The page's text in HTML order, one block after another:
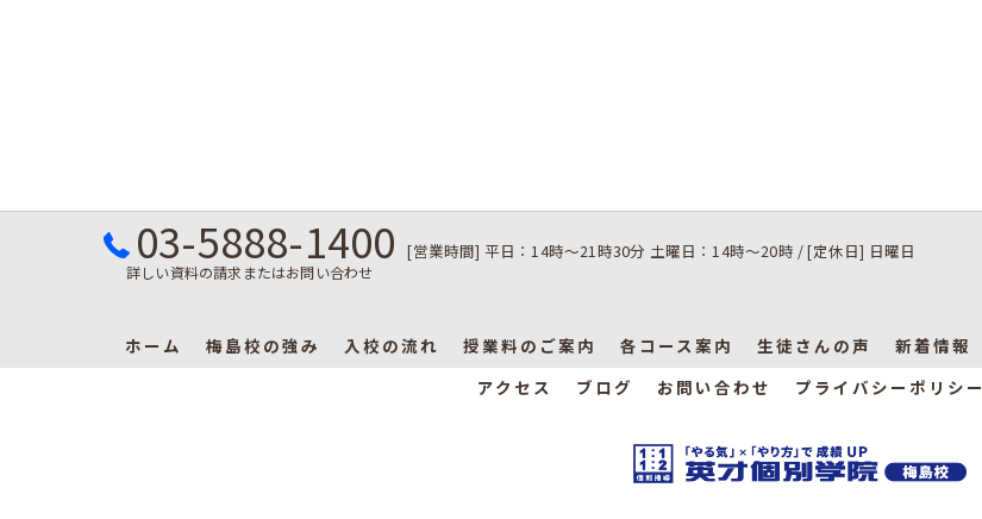
03-5888-1400
詳しい資料の請求またはお問い合わせ
[営業時間] 平日：14時～21時30分 土曜日：14時～20時 / [定休日] 日曜日
ホーム 梅島校の強み 入校の流れ 授業料のご案内 各コース案内 生徒さんの声 新着情報
アクセス
ブログ お問い合わせ プライバシーポリシー